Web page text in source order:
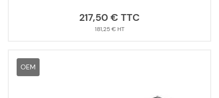
217,50 €
181,25 €
OEM